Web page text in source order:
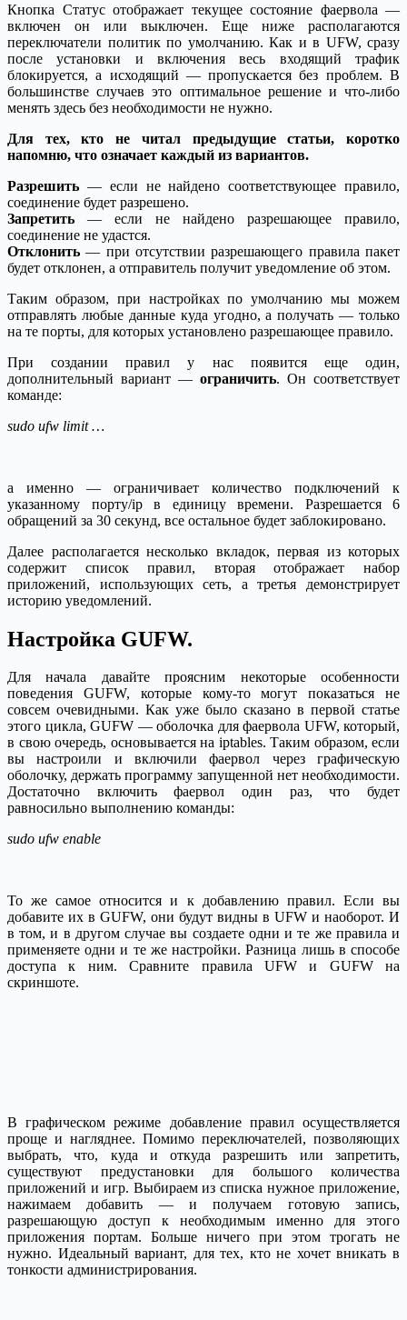
Кнопка Статус отображает текущее состояние фаервола —
включен он или выключен. Еще ниже располагаются
переключатели политик по умолчанию. Как и в UFW, сразу
после установки и включения весь входящий трафик
блокируется, а исходящий — пропускается без проблем. В
большинстве случаев это оптимальное решение и что-либо
менять здесь без необходимости не нужно.
Для тех, кто не читал предыдущие статьи, коротко
напомню, что означает каждый из вариантов.
Разрешить — если не найдено соответствующее правило,
соединение будет разрешено.
Запретить — если не найдено разрешающее правило,
соединение не удастся.
Отклонить — при отсутствии разрешающего правила пакет
будет отклонен, а отправитель получит уведомление об этом.
Таким образом, при настройках по умолчанию мы можем
отправлять любые данные куда угодно, а получать — только
на те порты, для которых установлено разрешающее правило.
При создании правил у нас появится еще один,
дополнительный вариант — ограничить. Он соответствует
команде:
sudo ufw limit …
а именно — ограничивает количество подключений к
указанному порту/ip в единицу времени. Разрешается 6
обращений за 30 секунд, все остальное будет заблокировано.
Далее располагается несколько вкладок, первая из которых
содержит список правил, вторая отображает набор
приложений, использующих сеть, а третья демонстрирует
историю уведомлений.
Настройка GUFW.
Для начала давайте проясним некоторые особенности
поведения GUFW, которые кому-то могут показаться не
совсем очевидными. Как уже было сказано в первой статье
этого цикла, GUFW — оболочка для фаервола UFW, который,
в свою очередь, основывается на iptables. Таким образом, если
вы настроили и включили фаервол через графическую
оболочку, держать программу запущенной нет необходимости.
Достаточно включить фаервол один раз, что будет
равносильно выполнению команды:
sudo ufw enable
То же самое относится и к добавлению правил. Если вы
добавите их в GUFW, они будут видны в UFW и наоборот. И
в том, и в другом случае вы создаете одни и те же правила и
применяете одни и те же настройки. Разница лишь в способе
доступа к ним. Сравните правила UFW и GUFW на
скриншоте.
В графическом режиме добавление правил осуществляется
проще и нагляднее. Помимо переключателей, позволяющих
выбрать, что, куда и откуда разрешить или запретить,
существуют предустановки для большого количества
приложений и игр. Выбираем из списка нужное приложение,
нажимаем добавить — и получаем готовую запись,
разрешающую доступ к необходимым именно для этого
приложения портам. Больше ничего при этом трогать не
нужно. Идеальный вариант, для тех, кто не хочет вникать в
тонкости администрирования.